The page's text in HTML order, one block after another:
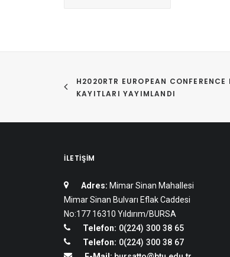
H2020RTR EUROPEAN CONFERENCE
KAYITLARI YAYIMLANDI
İLETIŞIM
Adres: Mimar Sinan Mahallesi
Mimar Sinan Bulvarı Eflak Caddesi
No:177 16310 Yıldırım/BURSA
Telefon: 0(224) 300 38 65
Telefon: 0(224) 300 38 67